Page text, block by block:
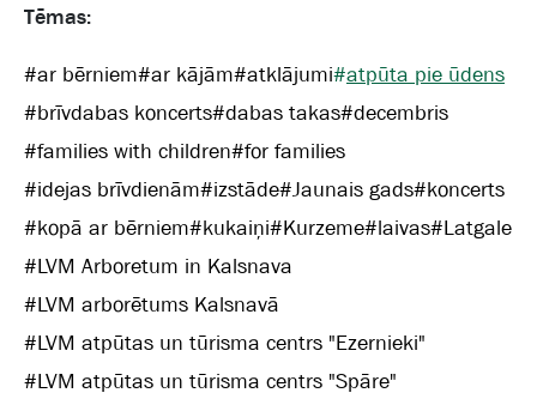
Tēmas:
#ar bērniem#ar kājām#atklājumi#atpūta pie ūdens
#brīvdabas koncerts#dabas takas#decembris
#families with children#for families
#idejas brīvdienām#izstāde#Jaunais gads#koncerts
#kopā ar bērniem#kukaiņi#Kurzeme#laivas#Latgale
#LVM Arboretum in Kalsnava
#LVM arborētums Kalsnavā
#LVM atpūtas un tūrisma centrs "Ezernieki"
#LVM atpūtas un tūrisma centrs "Spāre"